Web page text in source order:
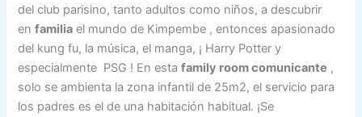
del club parisino, tanto adultos como niños, a descubrir
enfamilia el mundo de Kimpembe , entonces apasionado
del kung fu, la música, el manga, ¡ Harry Potter y
especialmente PSG ! En estafamily room comunicante ,
solo se ambienta la zona infantil de 25m2, el servicio para
los padres es el de una habitación habitual. ¡Se